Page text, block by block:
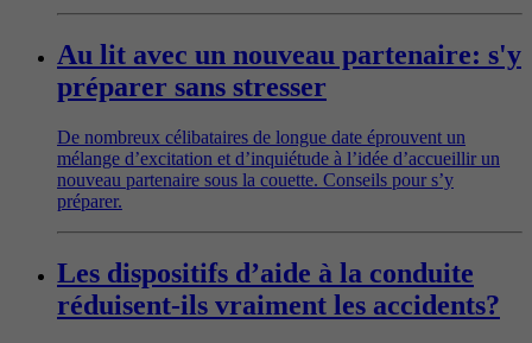
Au lit avec un nouveau partenaire: s'y
préparer sans stresser
De nombreux célibataires de longue date éprouvent un
mélange d’excitation et d’inquiétude à l’idée d’accueillir un
nouveau partenaire sous la couette. Conseils pour s’y
préparer.
Les dispositifs d’aide à la conduite
réduisent-ils vraiment les accidents?